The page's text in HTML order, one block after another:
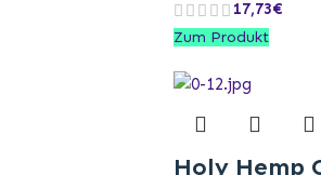
17,73€
Zum Produkt
Holy Hemp